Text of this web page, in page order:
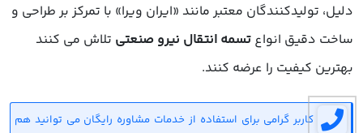
دلیل، تولیدکنندگان معتبر مانند «ایران ویرا» با تمرکز بر طراحی و
ساخت دقیق انواع تسمه انتقال نیرو صنعتی تلاش می کنند
بهترین کیفیت را عرضه کنند.
کاربر گرامی برای استفاده از خدمات مشاوره رایگان می توانید هم